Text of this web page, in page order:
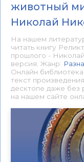
животный
Николай
На нашем
читать книгу
прошлого -
версия. Жанр:
Онлайн
текст
десктопе даже
на нашем сайте